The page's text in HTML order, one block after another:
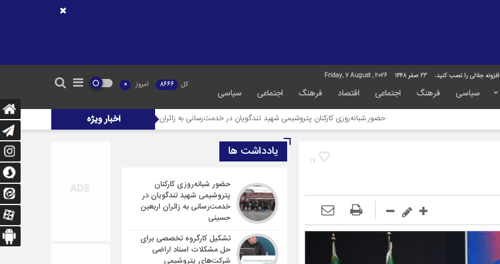
افزونه جلالی را نصب کنید. 23 صفر 1448
سیاسی فرهنگ اجتماعی اقتصاد فرهنگ اجتماعی سیاسی
کل 8666 امروز 0
اخبار ویژه حضور شبانه‌روزی کارکنان پتروشیمی شهید تندگویان در خدمت‌رسانی به زائران اربعین حسینی تشکیل کارگروه تخصصی برای حل مشکلات
17 یادداشت ها
حضور شبانه‌روزی کارکنان
پتروشیمی شهید تندگویان در
خدمت‌رسانی به زائران اربعین
حسینی
تشکیل کارگروه تخصصی برای
حل مشکلات اسناد اراضی
شرکت‌های پتروشیمی